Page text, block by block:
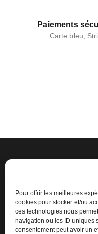
Pour offrir les meilleures
cookies pour stocker et/ou
ces technologies nous
navigation ou les ID uniques
consentement peut avoir un
Paiements
Carte bleu,